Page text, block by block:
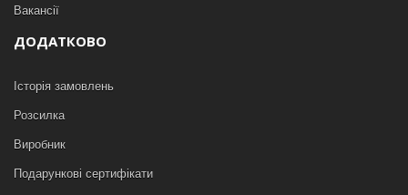
Вакансії
ДОДАТКОВО
Історія замовлень
Розсилка
Виробник
Подарункові сертифікати